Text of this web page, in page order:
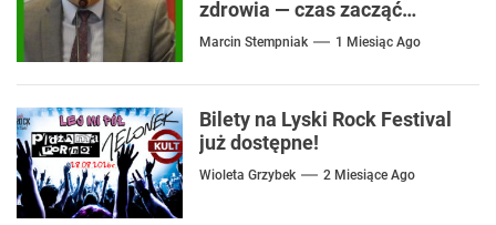
zdrowia — czas zacząć
mówić o rozwiązaniach
Marcin Stempniak 1 Miesiąc Ago
Bilety na Lyski Rock Festival
już dostępne!
Wioleta Grzybek 2 Miesiące Ago